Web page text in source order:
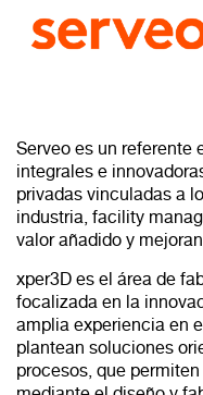
Serveo es un referente
integrales e
privadas vinculadas a
industria, facility
valor añadido y
xper3D es el área de
focalizada en la
amplia experiencia en
plantean soluciones
procesos, que